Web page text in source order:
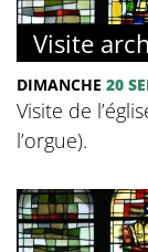
Visite
DIMANCHE 20
Visite de
l’orgue).